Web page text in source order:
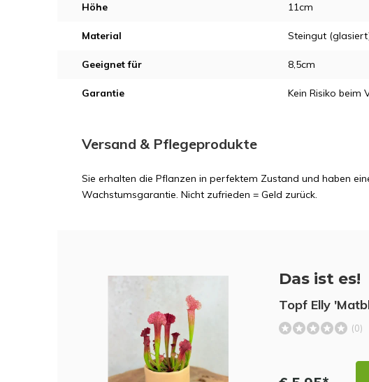
Höhe 11cm
Material Steingut
Geeignet für 8,5cm
Garantie Kein Risiko beim
Versand & Pflegeprodukte
Sie erhalten die Pflanzen in perfektem Zustand und haben
Wachstumsgarantie. Nicht zufrieden = Geld zurück.
Das ist es!
Topf Elly
(0)